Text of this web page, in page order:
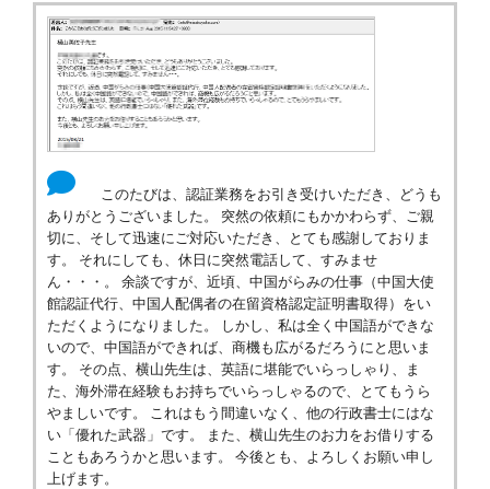
このたびは、認証業務をお引き受けいただき、どうも
ありがとうございました。 突然の依頼にもかかわらず、ご親
切に、そして迅速にご対応いただき、とても感謝しておりま
す。 それにしても、休日に突然電話して、すみませ
ん・・・。 余談ですが、近頃、中国がらみの仕事（中国大使
館認証代行、中国人配偶者の在留資格認定証明書取得）をい
ただくようになりました。 しかし、私は全く中国語ができな
いので、中国語ができれば、商機も広がるだろうにと思いま
す。 その点、横山先生は、英語に堪能でいらっしゃり、ま
た、海外滞在経験もお持ちでいらっしゃるので、とてもうら
やましいです。 これはもう間違いなく、他の行政書士にはな
い「優れた武器」です。 また、横山先生のお力をお借りする
こともあろうかと思います。 今後とも、よろしくお願い申し
上げます。